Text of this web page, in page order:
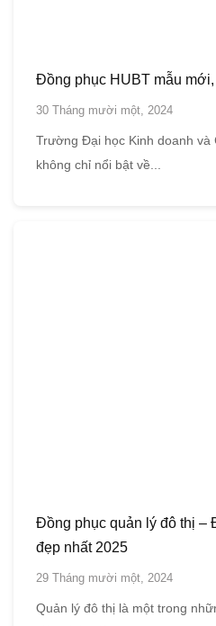
Đồng phục HUBT mẫu mới,
30 Tháng mười một, 2024
Trường Đại học Kinh doanh và
không chỉ nổi bật về...
Đồng phục quản lý đô thị –
đẹp nhất 2025
29 Tháng mười một, 2024
Quản lý đô thị là một trong